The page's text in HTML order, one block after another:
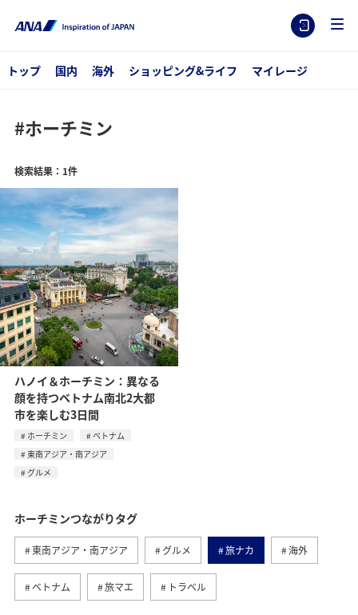
トップ 国内 海外 ショッピング&ライフ マイレージ
#ホーチミン
検索結果：1件
ハノイ＆ホーチミン：異なる
顔を持つベトナム南北2大都
市を楽しむ3日間
ホーチミン
ベトナム
東南アジア・南アジア
グルメ
ホーチミンつながりタグ
東南アジア・南アジア グルメ 旅ナカ 海外
ベトナム 旅マエ トラベル